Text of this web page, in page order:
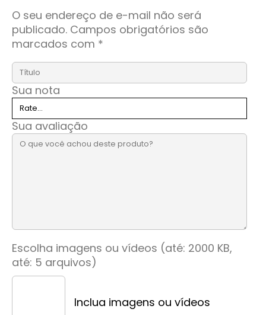
O seu endereço de e-mail não será
publicado. Campos obrigatórios são
marcados com *
Sua nota
Sua avaliação
Escolha imagens ou vídeos (até: 2000 KB,
até: 5 arquivos)
Inclua imagens ou vídeos